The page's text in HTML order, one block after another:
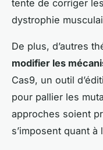
tente de corriger
dystrophie
De plus, d’autres
modifier les
Cas9, un outil
pour pallier les
approches soient
s’imposent quant